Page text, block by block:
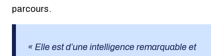
parcours.
« Elle est d’une intelligence remarquable et